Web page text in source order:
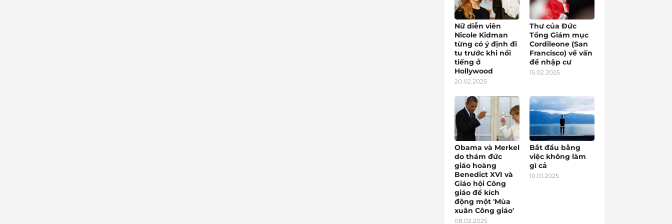
Nữ diễn viên
Nicole Kidman
từng có ý định đi
tu trước khi nổi
tiếng ở
Hollywood
20.02.2025
Thư của Đức
Tổng Giám mục
Cordileone (San
Francisco) về vấn
đề nhập cư
15.02.2025
Obama và Merkel
do thám đức
giáo hoàng
Benedict XVI và
Giáo hội Công
giáo để kích
động một 'Mùa
xuân Công giáo'
08.02.2025
Bắt đầu bằng
việc không làm
gì cả
10.01.2025